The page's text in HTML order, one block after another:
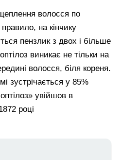
волосся по
на кінчику
пензлик з двох і більше
виникає не тільки на
волосся, біля кореня.
зустрічається у 85%
увійшов в
році